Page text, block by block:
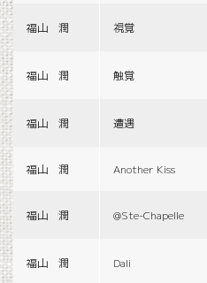
福山 潤 視覚
福山 潤 触覚
福山 潤 遭遇
福山 潤 Another Kiss
福山 潤 @Ste-Chapelle
福山 潤 Dali